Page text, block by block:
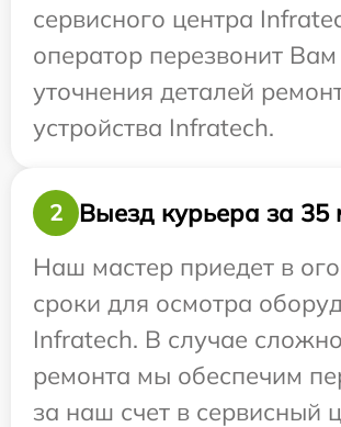
сервисного центра
оператор перезвонит
уточнения деталей
устройства Infratech.
2
Выезд курьера за 35
Наш мастер приедет в
сроки для осмотра
Infratech. В случае
ремонта мы обеспечим
за наш счет в сервисный